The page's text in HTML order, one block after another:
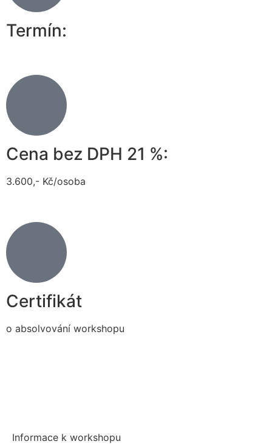
Termín:
Cena bez DPH 21 %:
3.600,- Kč/osoba
Certifikát
o absolvování workshopu
Informace k workshopu